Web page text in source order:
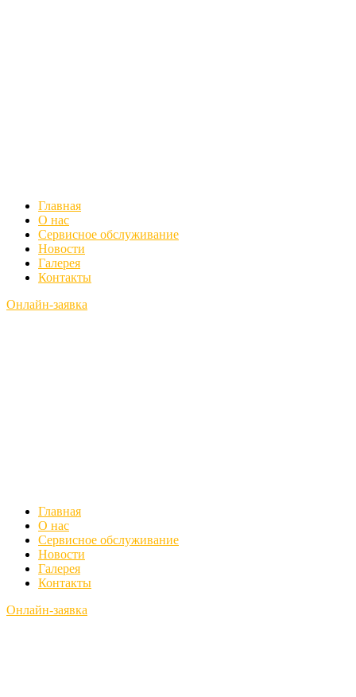
Главная
О нас
Сервисное обслуживание
Новости
Галерея
Контакты
Онлайн-заявка
Главная
О нас
Сервисное обслуживание
Новости
Галерея
Контакты
Онлайн-заявка